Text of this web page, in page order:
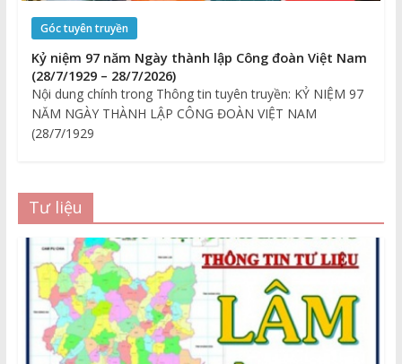
Góc tuyên truyền
Kỷ niệm 97 năm Ngày thành lập Công đoàn Việt Nam
(28/7/1929 – 28/7/2026)
Nội dung chính trong Thông tin tuyên truyền: KỶ NIỆM 97
NĂM NGÀY THÀNH LẬP CÔNG ĐOÀN VIỆT NAM
(28/7/1929
Tư liệu